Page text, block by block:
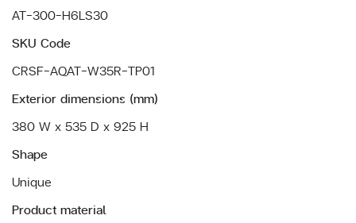
AT-300-H6LS30
SKU Code
CRSF-AQAT-W35R-TP01
Exterior dimensions (mm)
380 W x 535 D x 925 H
Shape
Unique
Product material